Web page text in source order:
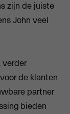
zijn de juiste
John veel
verder
de klanten
partner
bieden